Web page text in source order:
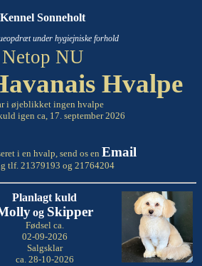
Kennel Sonneholt
under hygiejniske forhold
Netop NU
Hvalpe
i øjeblikket ingen hvalpe
igen ca, 17. september 2026
i en hvalp, send os en Email
tlf. 21379193 og 21764204
Planlagt kuld
og Skipper
Fødsel ca.
02-09-2026
Salgsklar
ca. 28-10-2026